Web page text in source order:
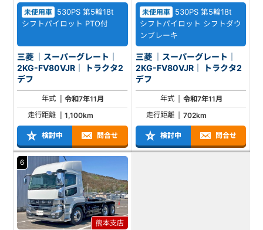
未使用車
530PS 第5輪18t
シフトパイロット PTO付
三菱 ｜スーパーグレート｜
2KG-FV80VJR｜ トラクタ2
デフ
年式
令和7年11月
走行距離
1,100km
検討中 問合せ
未使用車 530PS 第5輪18t
シフトパイロット シフトダウ
ンブレーキ
三菱 ｜スーパーグレート｜
2KG-FV80VJR｜ トラクタ2
デフ
年式
令和7年11月
走行距離
702km
検討中 問合せ
6
熊本支店